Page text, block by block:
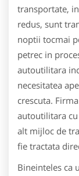
transportate,
redus, sunt
noptii tocmai
petrec in
autoutilitara
necesitatea
crescuta.
autoutilitara
alt mijloc de
fie tractata
Bineinteles ca